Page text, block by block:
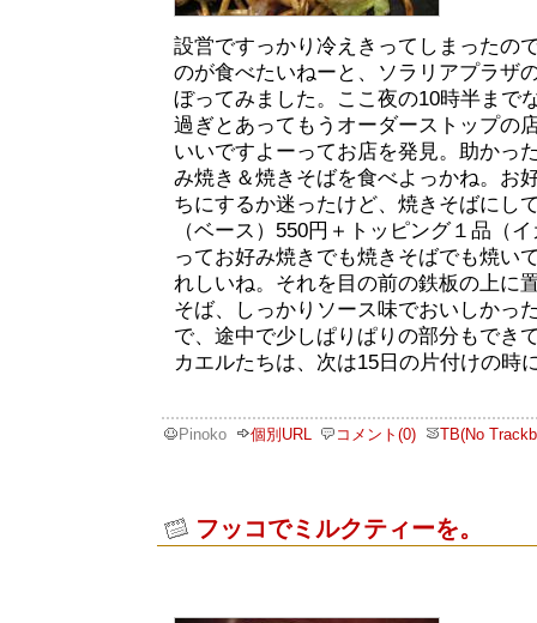
設営ですっかり冷えきってしまったの
のが食べたいねーと、ソラリアプラザ
ぼってみました。ここ夜の10時半まで
過ぎとあってもうオーダーストップの
いいですよーってお店を発見。助かっ
み焼き＆焼きそばを食べよっかね。お
ちにするか迷ったけど、焼きそばにし
（ベース）550円＋トッピング１品（
ってお好み焼きでも焼きそばでも焼い
れしいね。それを目の前の鉄板の上に
そば、しっかりソース味でおいしかっ
で、途中で少しぱりぱりの部分もでき
カエルたちは、次は15日の片付けの時
Pinoko 個別URL コメント(0) TB(No
フッコでミルクティーを。